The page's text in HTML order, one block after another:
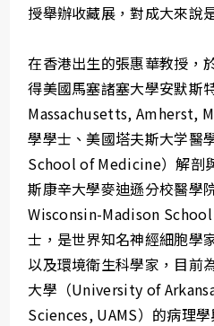
授舉辦收藏展，對成大來說
在香港出生的張惠華教授，
得美國馬塞諸塞大學安默
Massachusetts, Amherst,
學學士、美國塔夫斯大学
School of Medicine）解剖
斯康辛大學麥迪遜分校醫
Wisconsin-Madison
士，是世界知名神經細胞學
以及環境衛生科學家，目前
大學（University of
Sciences, UAMS）的病理